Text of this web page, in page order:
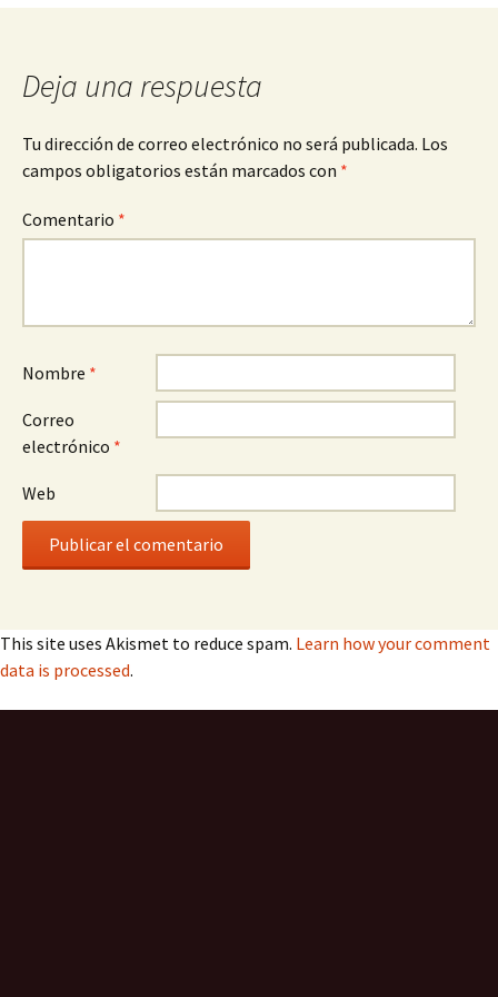
Deja una respuesta
Tu dirección de correo electrónico no será publicada. Los
campos obligatorios están marcados con *
Comentario *
Nombre *
Correo
electrónico *
Web
This site uses Akismet to reduce spam. Learn how your comment
data is processed.